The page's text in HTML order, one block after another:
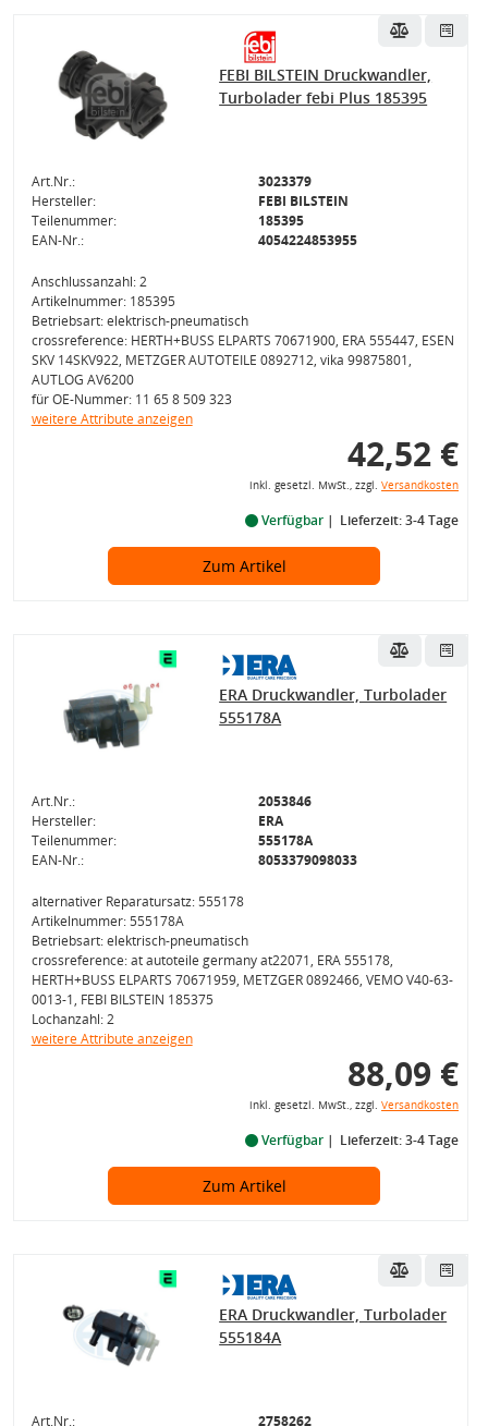
FEBI BILSTEIN Druckwandler,
Turbolader febi Plus 185395
Art.Nr.:
3023379
Hersteller:
FEBI BILSTEIN
Teilenummer:
185395
EAN-Nr.:
4054224853955
Anschlussanzahl: 2
Artikelnummer: 185395
Betriebsart: elektrisch-pneumatisch
crossreference: HERTH+BUSS ELPARTS 70671900, ERA 555447, ESEN
SKV 14SKV922, METZGER AUTOTEILE 0892712, vika 99875801,
AUTLOG AV6200
für OE-Nummer: 11 65 8 509 323
weitere Attribute anzeigen
42,52 €
inkl. gesetzl. MwSt., zzgl. Versandkosten
Verfügbar Lieferzeit: 3-4 Tage
Zum Artikel
ERA Druckwandler, Turbolader
555178A
Art.Nr.:
2053846
Hersteller:
ERA
Teilenummer:
555178A
EAN-Nr.:
8053379098033
alternativer Reparatursatz: 555178
Artikelnummer: 555178A
Betriebsart: elektrisch-pneumatisch
crossreference: at autoteile germany at22071, ERA 555178,
HERTH+BUSS ELPARTS 70671959, METZGER 0892466, VEMO V40-63-
0013-1, FEBI BILSTEIN 185375
Lochanzahl: 2
weitere Attribute anzeigen
88,09 €
inkl. gesetzl. MwSt., zzgl. Versandkosten
Verfügbar Lieferzeit: 3-4 Tage
Zum Artikel
ERA Druckwandler, Turbolader
555184A
Art.Nr.: 2758262